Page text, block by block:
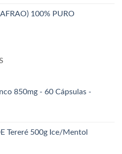
100% PURO
850mg - 60 Cápsulas -
Tereré 500g Ice/Mentol